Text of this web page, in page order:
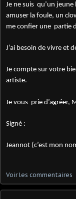
Je ne suis qu’un
amuser la foule, un
me confier une partie
J’ai besoin de vivre et
Je compte sur votre
artiste.
Je vous prie d’agréer,
Signé :
Jeannot (c’est mon
Voir les commentaires